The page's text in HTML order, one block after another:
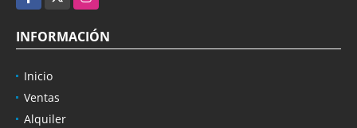
INFORMACIÓN
Inicio
Ventas
Alquiler